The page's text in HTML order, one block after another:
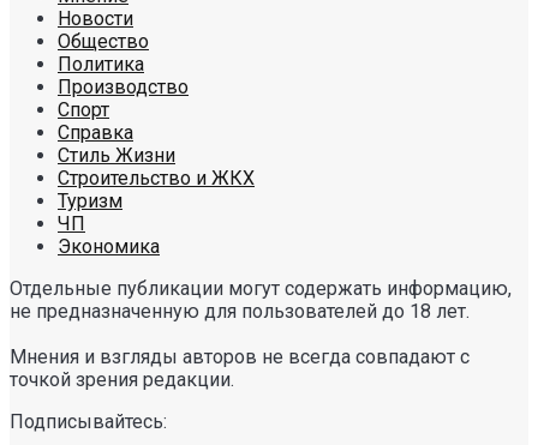
Новости
Общество
Политика
Производство
Спорт
Справка
Стиль Жизни
Строительство и ЖКХ
Туризм
ЧП
Экономика
Отдельные публикации могут содержать информацию,
не предназначенную для пользователей до 18 лет.
Мнения и взгляды авторов не всегда совпадают с
точкой зрения редакции.
Подписывайтесь: